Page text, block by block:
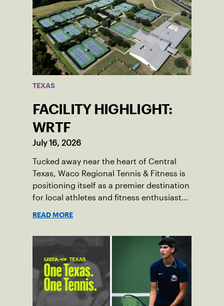
TEXAS
FACILITY HIGHLIGHT:
WRTF
July 16, 2026
Tucked away near the heart of Central
Texas, Waco Regional Tennis & Fitness is
positioning itself as a premier destination
for local athletes and fitness enthusiasts
READ MORE